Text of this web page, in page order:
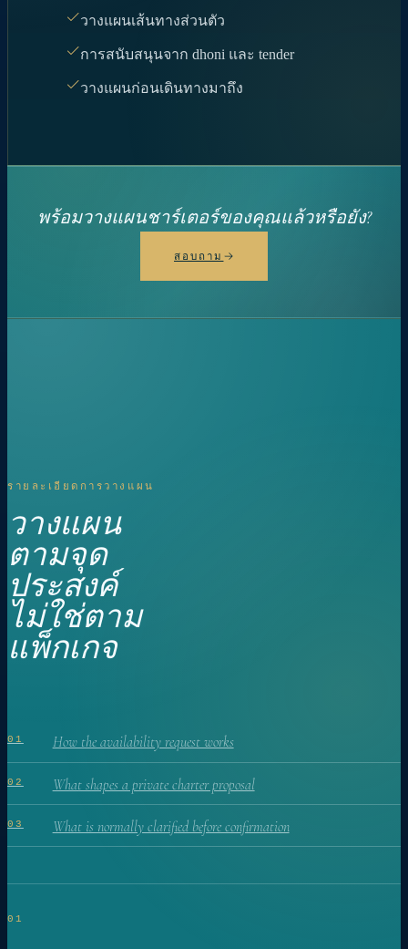
วางแผนเส้นทางส่วนตัว
การสนับสนุนจาก dhoni และ tender
วางแผนก่อนเดินทางมาถึง
พร้อมวางแผนชาร์เตอร์ของคุณแล้วหรือยัง?
สอบถาม
รายละเอียดการวางแผน
วางแผน
ตามจุด
ประสงค์
ไม่ใช่ตาม
แพ็กเกจ
01 How the availability request works
02 What shapes a private charter proposal
03 What is normally clarified before confirmation
01